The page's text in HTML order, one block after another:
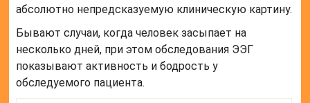
абсолютно непредсказуемую клиническую картину.
Бывают случаи, когда человек засыпает на
несколько дней, при этом обследования ЭЭГ
показывают активность и бодрость у
обследуемого пациента.